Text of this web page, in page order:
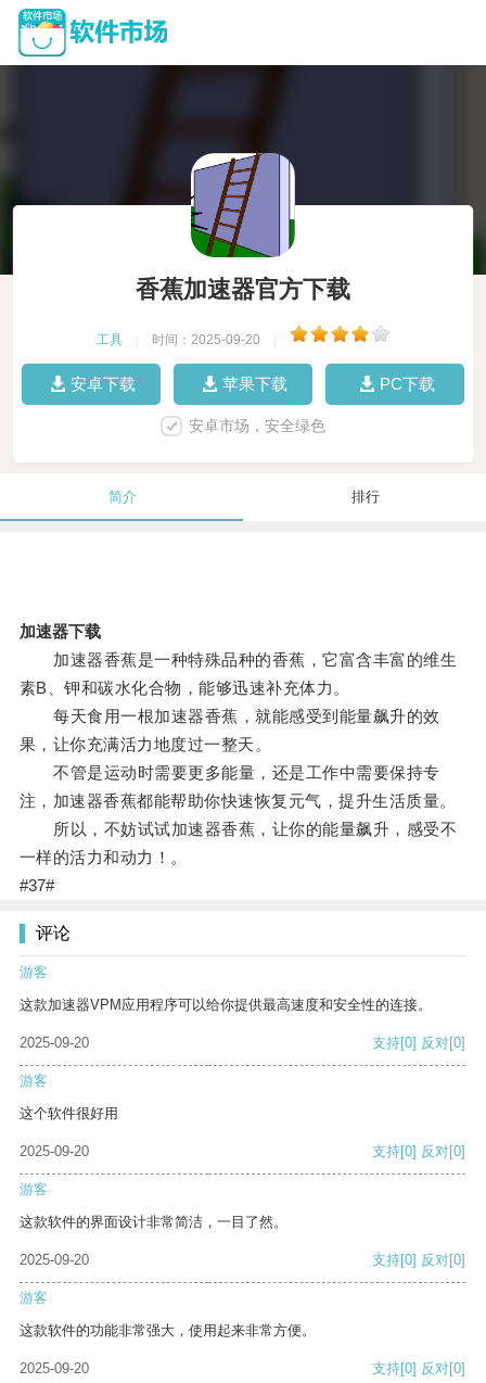
香蕉加速器官方下载
工具 时间：2025-09-20
安卓下载 苹果下载 PC下载
安卓市场，安全绿色
简介 排行
加速器下载
加速器香蕉是一种特殊品种的香蕉，它富含丰富的维生
素B、钾和碳水化合物，能够迅速补充体力。
每天食用一根加速器香蕉，就能感受到能量飙升的效
果，让你充满活力地度过一整天。
不管是运动时需要更多能量，还是工作中需要保持专
注，加速器香蕉都能帮助你快速恢复元气，提升生活质量。
所以，不妨试试加速器香蕉，让你的能量飙升，感受不
一样的活力和动力！。
#37#
评论
游客
这款加速器VPM应用程序可以给你提供最高速度和安全性的连接。
2025-09-20 支持[0] 反对[0]
游客
这个软件很好用
2025-09-20 支持[0] 反对[0]
游客
这款软件的界面设计非常简洁，一目了然。
2025-09-20 支持[0] 反对[0]
游客
这款软件的功能非常强大，使用起来非常方便。
2025-09-20 支持[0] 反对[0]